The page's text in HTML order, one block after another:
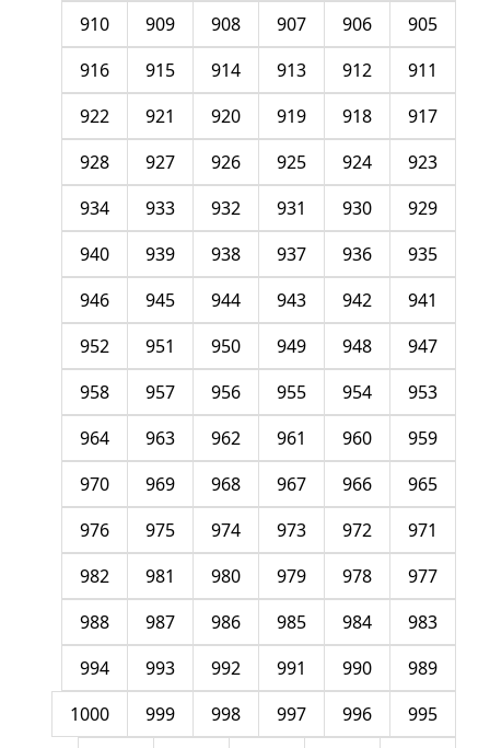
905
906
907
908
909
910
911
912
913
914
915
916
917
918
919
920
921
922
923
924
925
926
927
928
929
930
931
932
933
934
935
936
937
938
939
940
941
942
943
944
945
946
947
948
949
950
951
952
953
954
955
956
957
958
959
960
961
962
963
964
965
966
967
968
969
970
971
972
973
974
975
976
977
978
979
980
981
982
983
984
985
986
987
988
989
990
991
992
993
994
995
996
997
998
999
1000